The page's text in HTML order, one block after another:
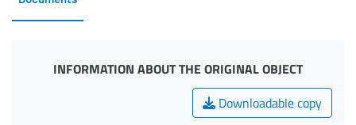
INFORMATION ABOUT THE ORIGINAL OBJECT
Downloadable copy